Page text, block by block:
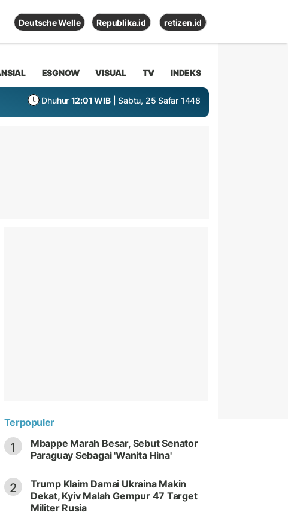
Deutsche Welle Republika.id retizen.id
ESGNOW VISUAL TV INDEKS
Dhuhur 12:01 WIB | Sabtu, 25 Safar 1448
Terpopuler
1
Mbappe Marah Besar, Sebut Senator
Paraguay Sebagai 'Wanita Hina'
2
Trump Klaim Damai Ukraina Makin
Dekat, Kyiv Malah Gempur 47 Target
Militer Rusia